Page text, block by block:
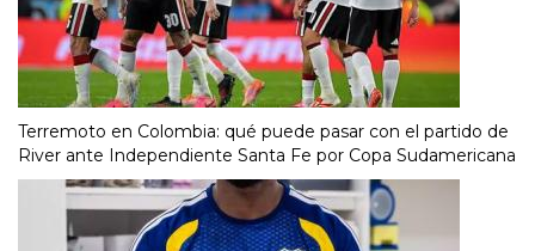
Terremoto en Colombia: qué puede pasar con el partido de
River ante Independiente Santa Fe por Copa Sudamericana